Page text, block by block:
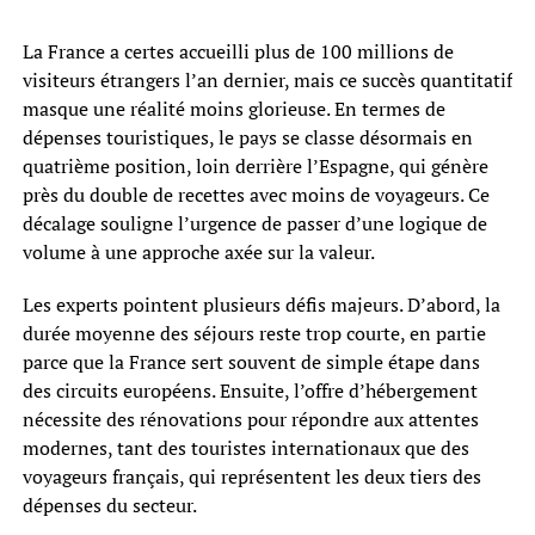
La France a certes accueilli plus de 100 millions de
visiteurs étrangers l’an dernier, mais ce succès quantitatif
masque une réalité moins glorieuse. En termes de
dépenses touristiques, le pays se classe désormais en
quatrième position, loin derrière l’Espagne, qui génère
près du double de recettes avec moins de voyageurs. Ce
décalage souligne l’urgence de passer d’une logique de
volume à une approche axée sur la valeur.
Les experts pointent plusieurs défis majeurs. D’abord, la
durée moyenne des séjours reste trop courte, en partie
parce que la France sert souvent de simple étape dans
des circuits européens. Ensuite, l’offre d’hébergement
nécessite des rénovations pour répondre aux attentes
modernes, tant des touristes internationaux que des
voyageurs français, qui représentent les deux tiers des
dépenses du secteur.